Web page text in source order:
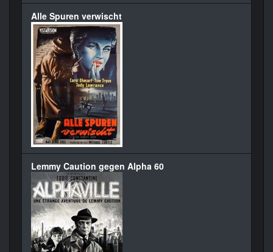
Alle Spuren verwischt
Lemmy Caution gegen Alpha 60